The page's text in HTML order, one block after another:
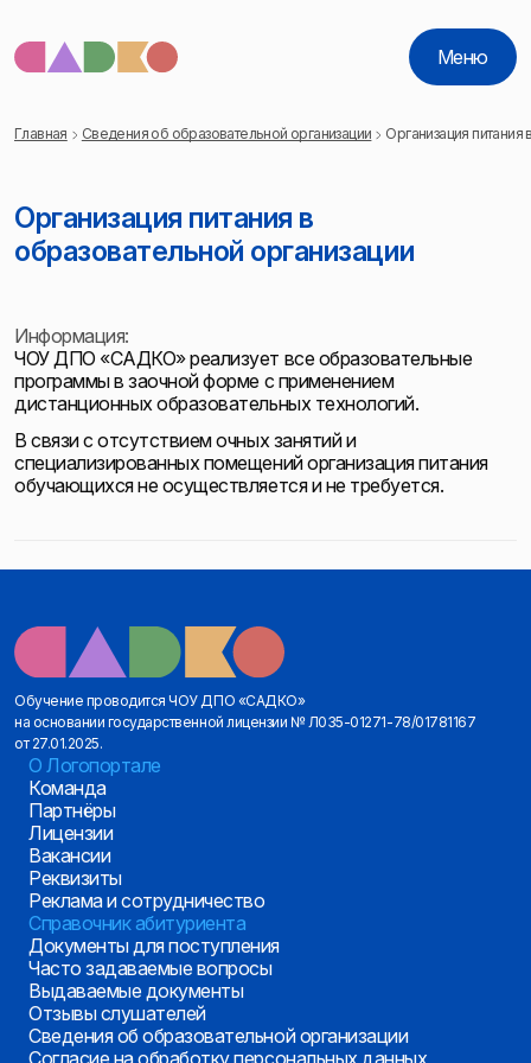
Меню
Главная Сведения об образовательной организации Организация питания
Организация питания в
образовательной организации
Информация:
ЧОУ ДПО «САДКО» реализует все образовательные
программы в заочной форме с применением
дистанционных образовательных технологий.
В связи с отсутствием очных занятий и
специализированных помещений организация питания
обучающихся не осуществляется и не требуется.
Обучение проводится ЧОУ ДПО «САДКО»
на основании государственной лицензии № Л035-01271-78/01781167
от 27.01.2025.
О Логопортале
Команда
Партнёры
Лицензии
Вакансии
Реквизиты
Реклама и сотрудничество
Справочник абитуриента
Документы для поступления
Часто задаваемые вопросы
Выдаваемые документы
Отзывы слушателей
Сведения об образовательной организации
Согласие на обработку персональных данных